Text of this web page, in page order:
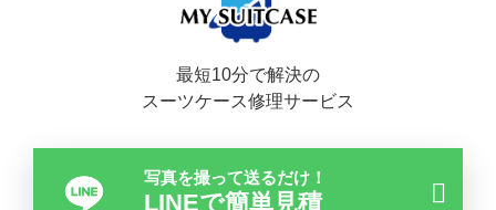
最短10分で解決の
スーツケース修理サービス
写真を撮って送るだけ！
LINEで簡単見積